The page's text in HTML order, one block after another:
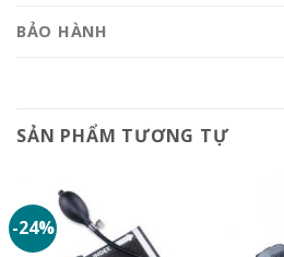
BẢO HÀNH
SẢN PHẨM TƯƠNG TỰ
-24%